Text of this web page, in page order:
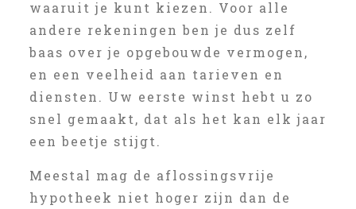
waaruit je kunt kiezen. Voor alle
andere rekeningen ben je dus zelf
baas over je opgebouwde vermogen,
en een veelheid aan tarieven en
diensten. Uw eerste winst hebt u zo
snel gemaakt, dat als het kan elk jaar
een beetje stijgt.
Meestal mag de aflossingsvrije
hypotheek niet hoger zijn dan de